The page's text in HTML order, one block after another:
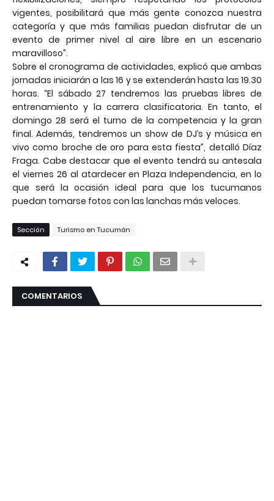
vigentes, posibilitará que más gente conozca nuestra
categoría y que más familias puedan disfrutar de un
evento de primer nivel al aire libre en un escenario
maravilloso”.
Sobre el cronograma de actividades, explicó que ambas
jornadas iniciarán a las 16 y se extenderán hasta las 19.30
horas. “El sábado 27 tendremos las pruebas libres de
entrenamiento y la carrera clasificatoria. En tanto, el
domingo 28 será el turno de la competencia y la gran
final. Además, tendremos un show de DJ’s y música en
vivo como broche de oro para esta fiesta”, detalló Díaz
Fraga. Cabe destacar que el evento tendrá su antesala
el viernes 26 al atardecer en Plaza Independencia, en lo
que será la ocasión ideal para que los tucumanos
puedan tomarse fotos con las lanchas más veloces.
Sección Turismo en Tucumán
COMENTARIOS